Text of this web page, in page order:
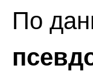
По